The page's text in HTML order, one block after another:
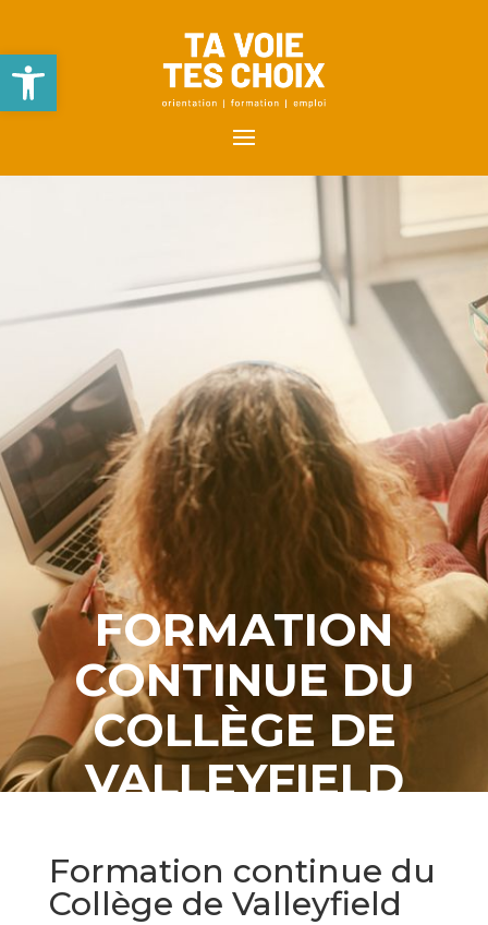
Ouvrir la barre d’outils
FORMATION
CONTINUE DU
COLLÈGE DE
VALLEYFIELD
Formation continue du
Collège de Valleyfield